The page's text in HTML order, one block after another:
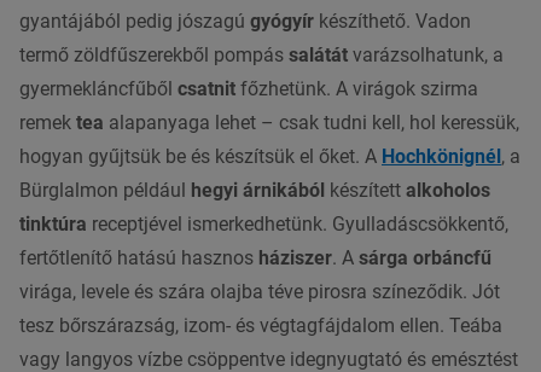
gyantájából pedig jószagú gyógyír készíthető. Vadon
termő zöldfűszerekből pompás salátát varázsolhatunk, a
gyermekláncfűből csatnit főzhetünk. A virágok szirma
remek tea alapanyaga lehet – csak tudni kell, hol keressük,
hogyan gyűjtsük be és készítsük el őket. A Hochkönignél, a
Bürglalmon például hegyi árnikából készített alkoholos
tinktúra receptjével ismerkedhetünk. Gyulladáscsökkentő,
fertőtlenítő hatású hasznos háziszer. A sárga orbáncfű
virága, levele és szára olajba téve pirosra színeződik. Jót
tesz bőrszárazság, izom- és végtagfájdalom ellen. Teába
vagy langyos vízbe csöppentve idegnyugtató és emésztést